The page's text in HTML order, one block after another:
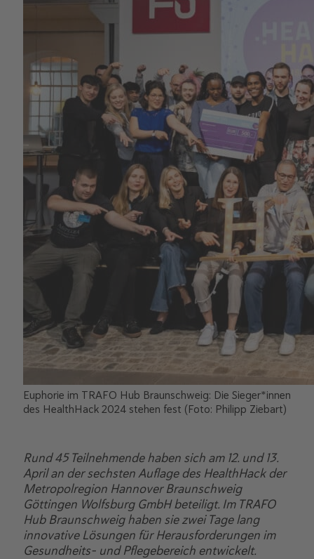
Euphorie im TRAFO Hub Braunschweig: Die Sieger*innen
des HealthHack 2024 stehen fest (Foto: Philipp Ziebart)
Rund 45 Teilnehmende haben sich am 12. und 13.
April an der sechsten Auflage des HealthHack der
Metropolregion Hannover Braunschweig
Göttingen Wolfsburg GmbH beteiligt. Im TRAFO
Hub Braunschweig haben sie zwei Tage lang
innovative Lösungen für Herausforderungen im
Gesundheits- und Pflegebereich entwickelt.